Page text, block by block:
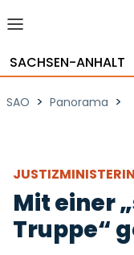
SACHSEN-ANHALT
SAO > Panorama >
Mit einer
Truppe“